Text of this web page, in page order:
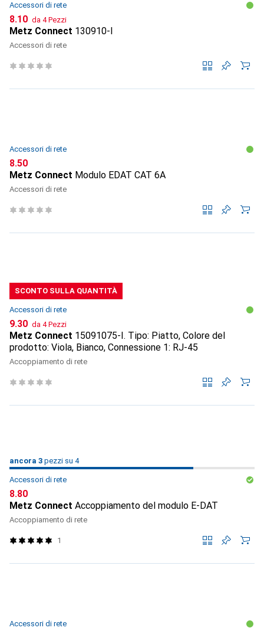
Accessori di rete
CHF
8.10 da 4 Pezzi
Metz Connect 130910-I
Accessori di rete
Accessori di rete
CHF
8.50
Metz Connect Modulo EDAT CAT 6A
Accessori di rete
SCONTO SULLA QUANTITÀ
Accessori di rete
CHF
9.30 da 4 Pezzi
Metz Connect 15091075-I. Tipo: Piatto, Colore del
prodotto: Viola, Bianco, Connessione 1: RJ-45
Accoppiamento di rete
3 / 4
3 pezzi su 4
ancora 3 pezzi su 4
Accessori di rete
CHF
8.80
Metz Connect Accoppiamento del modulo E-DAT
Accoppiamento di rete
1
Accessori di rete